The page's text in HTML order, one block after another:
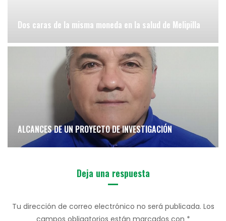
Dos caras de la misma moneda en la salud de Melipilla
ALCANCES DE UN PROYECTO DE INVESTIGACIÓN
Deja una respuesta
Tu dirección de correo electrónico no será publicada. Los
campos obligatorios están marcados con *